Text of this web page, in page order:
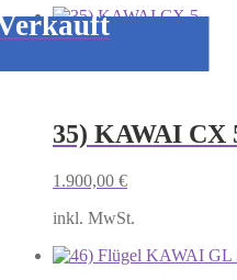
35) KAWAI CX
1.900,00 €
inkl. MwSt.